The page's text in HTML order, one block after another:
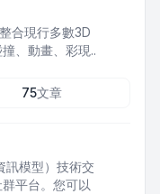
合現行多數3D
、動畫、彩現..
75文章
訊模型）技術交
平台。您可以